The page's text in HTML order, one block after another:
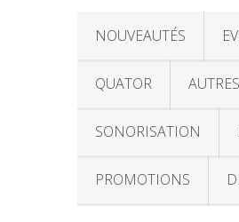
NOUVEAUTÉS
QUATOR
SONORISATION
PROMOTIONS